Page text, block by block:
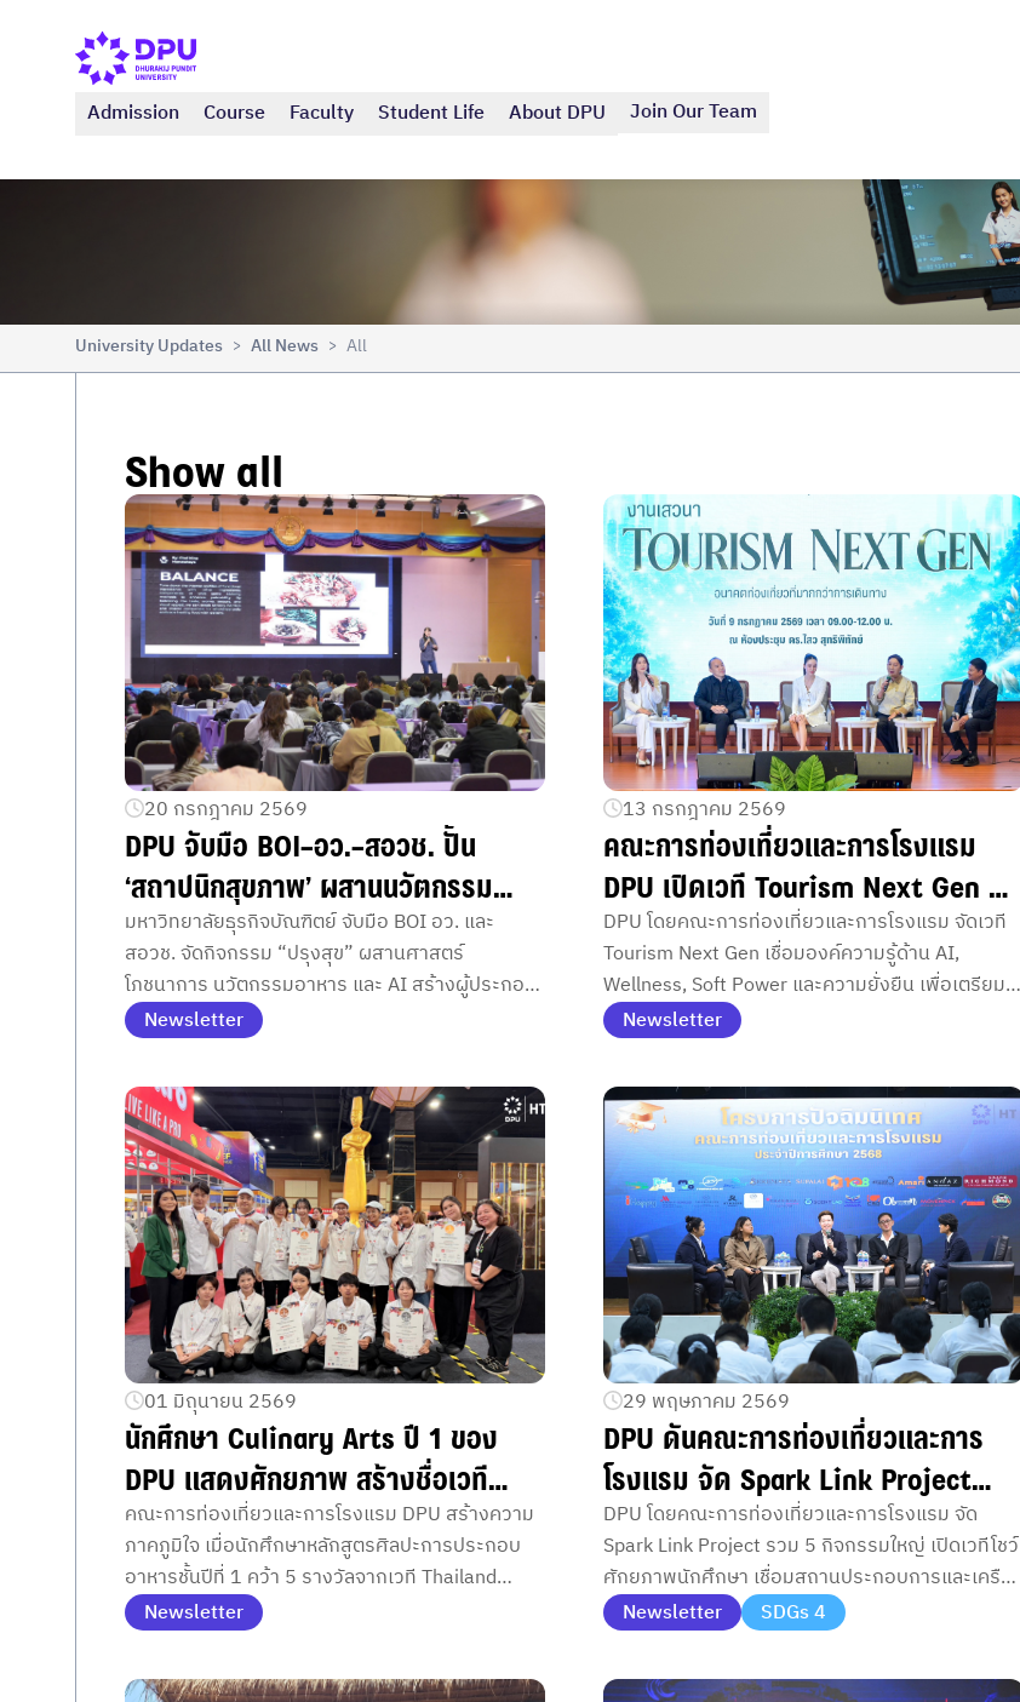
Admission Course Faculty Student Life About DPU Join Our Team
University Updates > All News > All
Show all
20 กรกฎาคม 2569
DPU จับมือ BOI–อว.–สอวช. ปั้น
‘สถาปนิกสุขภาพ’ ผสานนวัตกรรม
อาหาร Wellness และ AI ขับเคลื่อน
ธุรกิจไทย
มหาวิทยาลัยธุรกิจบัณฑิตย์ จับมือ BOI อว. และ
สอวช. จัดกิจกรรม “ปรุงสุข” ผสานศาสตร์
โภชนาการ นวัตกรรมอาหาร และ AI สร้างผู้ประกอบ
การสุขภาพรุ่นใหม่รองรับอุตสาหกรรม Wellness
Newsletter
13 กรกฎาคม 2569
คณะการท่องเที่ยวและการโรงแรม
DPU เปิดเวที Tourism Next Gen ปั้น
คนรุ่นใหม่รับอุตสาหกรรมอนาคต
DPU โดยคณะการท่องเที่ยวและการโรงแรม จัดเวที
Tourism Next Gen เชื่อมองค์ความรู้ด้าน AI,
Wellness, Soft Power และความยั่งยืน เพื่อเตรียม
นักศึกษาสู่การเป็นบุคลากรอุตสาหกรรมท่องเที่ยว
และบริการแห่งอนาคต
Newsletter
01 มิถุนายน 2569
นักศึกษา Culinary Arts ปี 1 ของ
DPU แสดงศักยภาพ สร้างชื่อเวที
ระดับประเทศ คว้า 5 รางวัล จาก
Thailand Ultimate Chef
Challenge 2026
คณะการท่องเที่ยวและการโรงแรม DPU สร้างความ
ภาคภูมิใจ เมื่อนักศึกษาหลักสูตรศิลปะการประกอบ
อาหารชั้นปีที่ 1 คว้า 5 รางวัลจากเวที Thailand
Ultimate Chef Challenge 2026 สะท้อนศักยภาพ
การเรียนรู้ผ่านการปฏิบัติจริงตั้งแต่ปีแรก
Newsletter
29 พฤษภาคม 2569
DPU ดันคณะการท่องเที่ยวและการ
โรงแรม จัด Spark Link Project
เชื่อมห้องเรียนสู่สายอาชีพจริง
DPU โดยคณะการท่องเที่ยวและการโรงแรม จัด
Spark Link Project รวม 5 กิจกรรมใหญ่ เปิดเวทีโชว์
ศักยภาพนักศึกษา เชื่อมสถานประกอบการและเครือ
ข่ายวิชาชีพก่อนเข้าสู่โลกงานจริง
Newsletter SDGs 4